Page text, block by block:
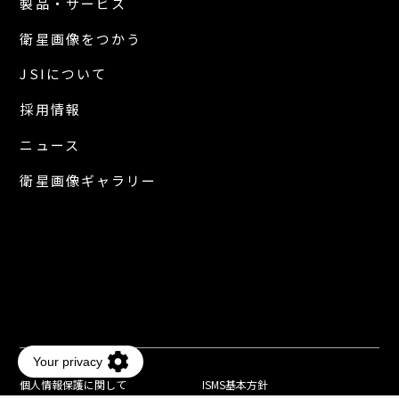
衛星画像をつかう
JSIについて
採用情報
ニュース
衛星画像ギャラリー
個人情報保護に関して ISMS基本方針